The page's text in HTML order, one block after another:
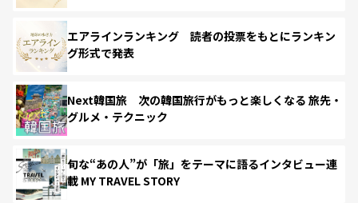
エアラインランキング 読者の投票をもとにランキン
グ形式で発表
Next韓国旅 次の韓国旅行がもっと楽しくなる 旅先・
グルメ・テクニック
旬な“あの人”が「旅」をテーマに語るインタビュー連
載 MY TRAVEL STORY